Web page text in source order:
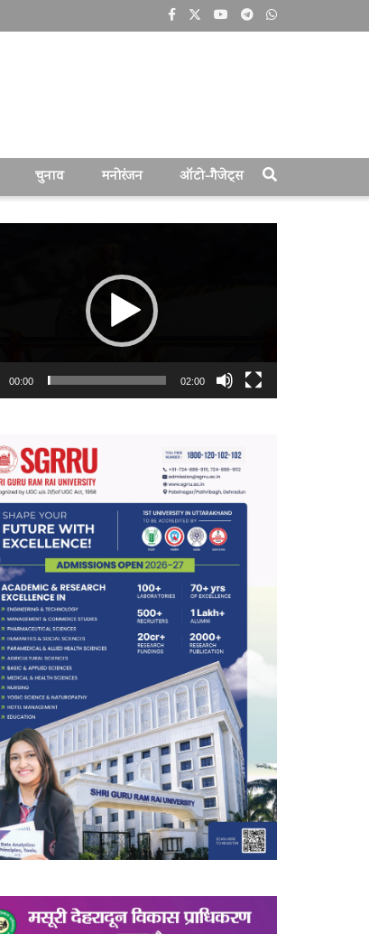
चुनाव मनोरंजन ऑटो-गैजेट्स
00:00 02:00